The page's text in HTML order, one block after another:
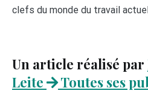
clefs du monde du travail
Un article réalisé par
Leite
Toutes ses